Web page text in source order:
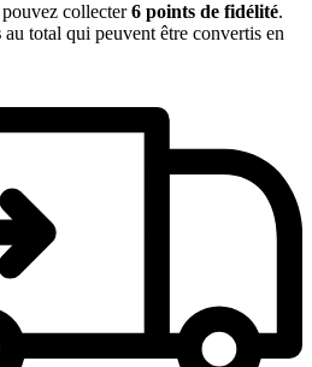
collecter6 points de fidélité.
au total qui peuvent être convertis en